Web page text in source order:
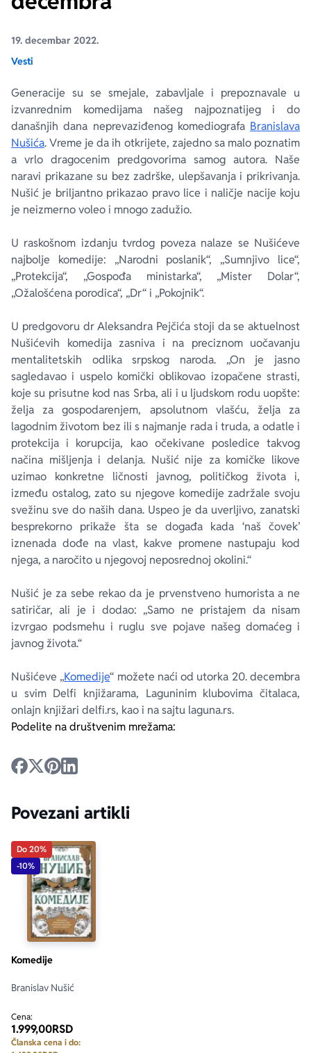
19. decembar 2022.
Vesti
Generacije su se smejale, zabavljale i prepoznavale u
izvanrednim komedijama našeg najpoznatijeg i do
današnjih dana neprevaziđenog komediografa Branislava
Nušića. Vreme je da ih otkrijete, zajedno sa malo poznatim
a vrlo dragocenim predgovorima samog autora. Naše
naravi prikazane su bez zadrške, ulepšavanja i prikrivanja.
Nušić je briljantno prikazao pravo lice i naličje nacije koju
je neizmerno voleo i mnogo zadužio.
U raskošnom izdanju tvrdog poveza nalaze se Nušićeve
najbolje komedije: „Narodni poslanik“, „Sumnjivo lice“,
„Protekcija“, „Gospođa ministarka“, „Mister Dolar“,
„Ožalošćena porodica“, „Dr“ i „Pokojnik“.
U predgovoru dr Aleksandra Pejčića stoji da se aktuelnost
Nušićevih komedija zasniva i na preciznom uočavanju
mentalitetskih odlika srpskog naroda. „On je jasno
sagledavao i uspelo komički oblikovao izopačene strasti,
koje su prisutne kod nas Srba, ali i u ljudskom rodu uopšte:
želja za gospodarenjem, apsolutnom vlašću, želja za
lagodnim životom bez ili s najmanje rada i truda, a odatle i
protekcija i korupcija, kao očekivane posledice takvog
načina mišljenja i delanja. Nušić nije za komičke likove
uzimao konkretne ličnosti javnog, političkog života i,
između ostalog, zato su njegove komedije zadržale svoju
svežinu sve do naših dana. Uspeo je da uverljivo, zanatski
besprekorno prikaže šta se događa kada ‘naš čovek’
iznenada dođe na vlast, kakve promene nastupaju kod
njega, a naročito u njegovoj neposrednoj okolini.“
Nušić je za sebe rekao da je prvenstveno humorista a ne
satiričar, ali je i dodao: „Samo ne pristajem da nisam
izvrgao podsmehu i ruglu sve pojave našeg domaćeg i
javnog života.“
Nušićeve „Komedije“ možete naći od utorka 20. decembra
u svim Delfi knjižarama, Laguninim klubovima čitalaca,
onlajn knjižari delfi.rs, kao i na sajtu laguna.rs.
Podelite na društvenim mrežama:
Povezani artikli
Do 20%
-10%
Komedije
Branislav Nušić
Cena:
1.999,00RSD
Članska cena i do:
Ekranizovane knjige
E-knjige
Autori
Poezija
Biografija
Bojan Ljubenović
Milica Jakovljević Mir-Jam
Peter Handke
Elif Šafak